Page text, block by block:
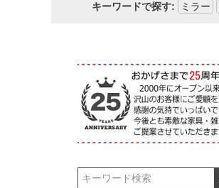
キーワードで探す: ミラー